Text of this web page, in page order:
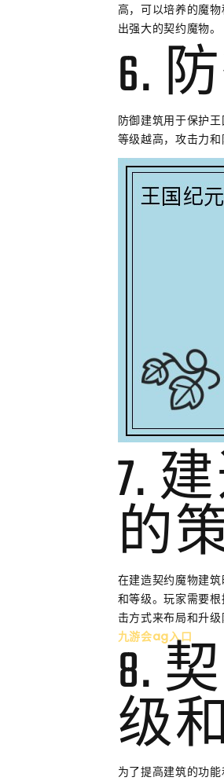
高，可以培养的魔
出强大的契约魔物。
6.
防御建筑用于保护
等级越高，攻击力
7.
的
在建造契约魔物建
和等级。玩家需要
击方式来布局和升级
九游会ag入口
8.
级
为了提高建筑的功